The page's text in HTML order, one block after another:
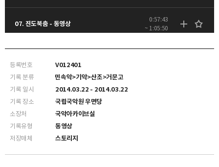
07. 진도북춤 - 동영상
0:57:43
~ 1:05:50
등록번호
V012401
기록 분류
민속악>기악>산조>거문고
기록 일시
2014.03.22 - 2014.03.22
기록 장소
국립국악원 우면당
소장처
국악아카이브실
기록유형
동영상
저장매체
스토리지